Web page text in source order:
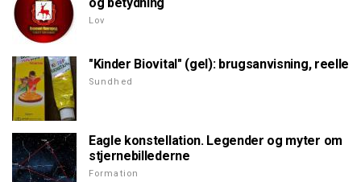
Lov
"Kinder Biovital" (gel): brugsanvisning, reelle
Sundhed
Eagle konstellation. Legender og myter om
stjernebillederne
Formation